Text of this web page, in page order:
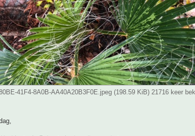
41F4-8A0B-AA40A20B3F0E.jpeg (198.59 KiB) 21716 keer